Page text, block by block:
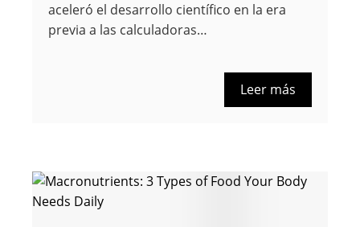
aceleró el desarrollo científico en la era
previa a las calculadoras…
Leer más